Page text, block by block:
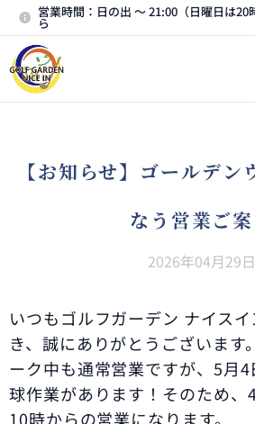
営業時間：日の出 〜 21:00（日曜日は
ら
【お知らせ】ゴールデン
なう営業ご
2026年04月29日
いつもゴルフガーデン ナイス
き、誠にありがとうございます
ーク中も通常営業ですが、5月
球作業があります！そのため、
10時からの営業になります。